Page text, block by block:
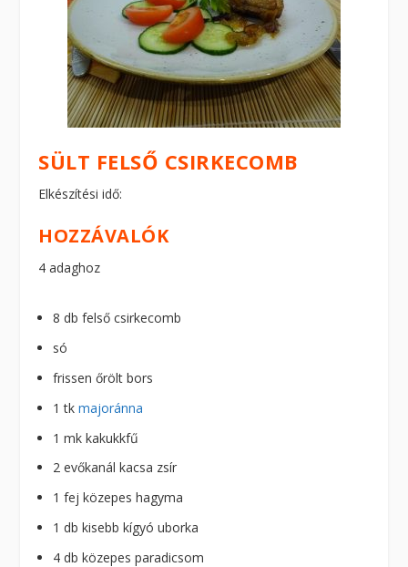
SÜLT FELSŐ CSIRKECOMB
Elkészítési idő:
HOZZÁVALÓK
4 adaghoz
8 db felső csirkecomb
só
frissen őrölt bors
1 tkmajoránna
1 mk kakukkfű
2 evőkanál kacsa zsír
1 fej közepes hagyma
1 db kisebb kígyó uborka
4 db közepes paradicsom